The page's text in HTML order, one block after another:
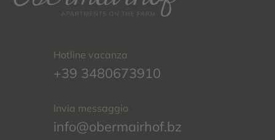
Hotline vacanza
+39 3480673910
Invia messaggio
info@obermairhof.bz